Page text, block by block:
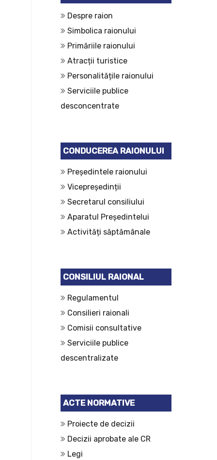
Despre raion
Simbolica raionului
Primăriile raionului
Atracții turistice
Personalitățile raionului
Serviciile publice
desconcentrate
CONDUCEREA RAIONULUI
Președintele raionului
Vicepreședinții
Secretarul consiliului
Aparatul Președintelui
Activități săptămânale
CONSILIUL RAIONAL
Regulamentul
Consilieri raionali
Comisii consultative
Serviciile publice
descentralizate
ACTE NORMATIVE
Proiecte de decizii
Decizii aprobate ale CR
Legi